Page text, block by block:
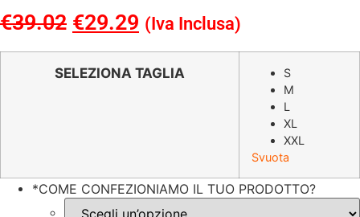
€39.02 Il
prezzo
originale
€29.29 Il
prezzo
attuale
(Iva Inclusa)
SELEZIONA TAGLIA
S
M
L
XL
XXL
Svuota
*COME CONFEZIONIAMO IL TUO PRODOTTO?